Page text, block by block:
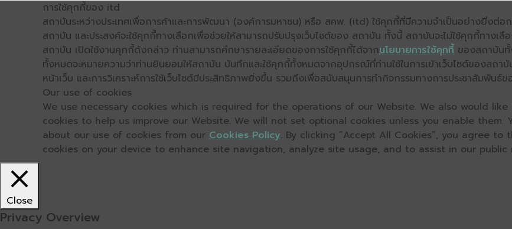
การใช้คุกกี้ของ itd
สถาบันระหว่างประเทศเพื่อการค้าและการพัฒนา (องค์การมหาชน) หรือ สคพ. (itd) ใช้คุกกี้ที่มีความจำเป็นอย่างยิ่งต่อ
สถาบัน และประสงค์จะใช้คุกกี้ทางเลือกเพื่อช่วยให้สามารถปรับปรุงเว็บไซต์ของ สถาบัน ทั้งนี้ สถาบันจะไม่ใช้คุกกี้ทางเ
สถาบัน เปิดใช้งานคุกกี้ดังกล่าว ท่านสามารถศึกษารายละเอียดของการใช้คุกกี้ได้จากนโยบายการใช้คุกกี้ ของสถาบัน
ทั้งหมดจะหมายความว่าท่านยินยอมให้สถาบัน บันทึกและใช้คุกกี้ทั้งหมดจากอุปกรณ์ที่ท่านใช้ในการเข้าเว็บไซต์ของสถาบั
หน้าเว็บ และการวิเคราะห์การใช้เว็บไซต์มีประสิทธิภาพยิ่งขึ้น รวมถึงเพื่อสนับสนุนการทำกิจกรรมทางการประชาสัมพันธ์
Our use of cookies
We use necessary cookies which is required for the operations of our Website. We also would
cookies to help us improve our Website. We will not set optional cookies unless you enable them.
about our use of cookies from our Cookies Policy. By clicking “Accept All Cookies”, you agree
cookies on your device to enhance site navigation, analyze site usage, and to assist in our
Close
Privacy Overview